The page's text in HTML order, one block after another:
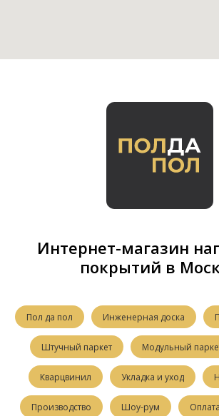
Интернет-магазин
покрытий в
Пол да пол Инженерная доска
Штучный паркет Модульный
Кварцвинил Укладка и уход
Производство Шоу-рум Оплата